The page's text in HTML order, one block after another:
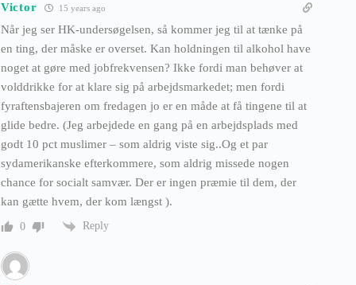
Victor 15 years ago
Når jeg ser HK-undersøgelsen, så kommer jeg til at tænke på
en ting, der måske er overset. Kan holdningen til alkohol have
noget at gøre med jobfrekvensen? Ikke fordi man behøver at
volddrikke for at klare sig på arbejdsmarkedet; men fordi
fyraftensbajeren om fredagen jo er en måde at få tingene til at
glide bedre. (Jeg arbejdede en gang på en arbejdsplads med
godt 10 pct muslimer – som aldrig viste sig..Og et par
sydamerikanske efterkommere, som aldrig missede nogen
chance for socialt samvær. Der er ingen præmie til dem, der
kan gætte hvem, der kom længst ).
0 Reply